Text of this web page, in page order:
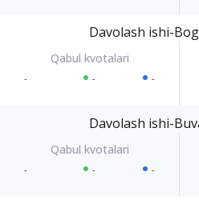
Davolash ishi-
- - -
Davolash ishi-
- - -